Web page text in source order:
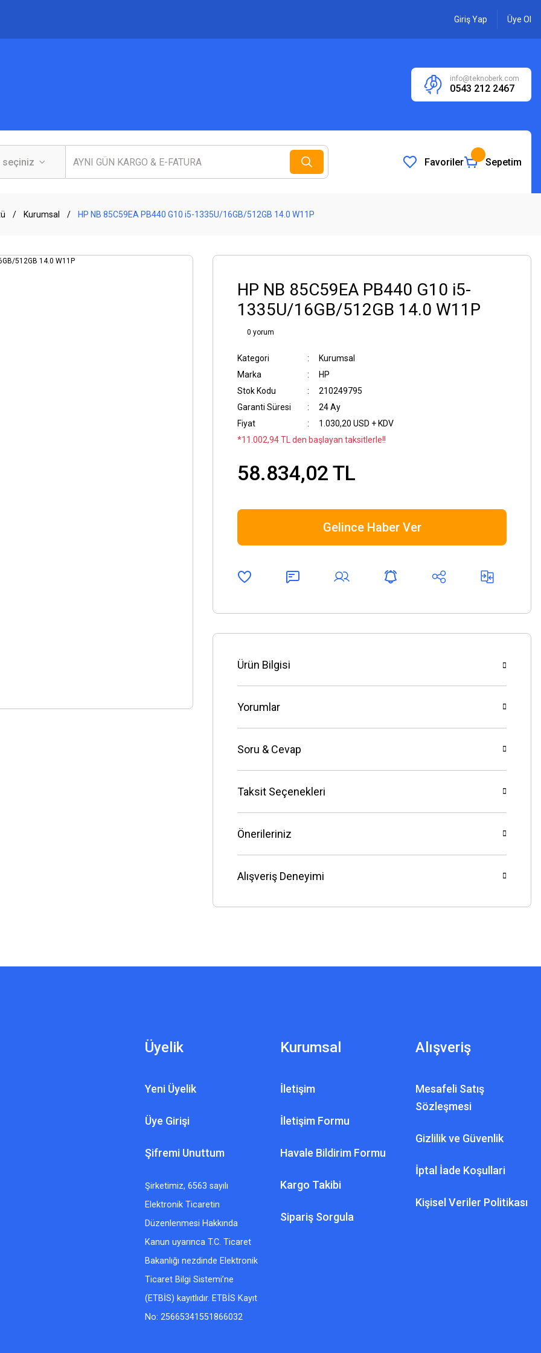
Giriş Yap Üye Ol
info@teknoberk.com
0543 212 2467
Favoriler Sepetim
Kurumsal HP NB 85C59EA PB440 G10 i5-1335U/16GB/512GB 14.0 W11P
HP NB 85C59EA PB440 G10 i5-
1335U/16GB/512GB 14.0 W11P
0 yorum
Kategori
Kurumsal
Marka
HP
Stok Kodu
210249795
Garanti Süresi
24 Ay
Fiyat
1.030,20 USD + KDV
*11.002,94 TL den başlayan taksitlerle!!
58.834,02 TL
Gelince Haber Ver
Ürün Bilgisi
Yorumlar
Soru & Cevap
Taksit Seçenekleri
Önerileriniz
Alışveriş Deneyimi
Üyelik
Yeni Üyelik
Üye Girişi
Şifremi Unuttum
Şirketimiz, 6563 sayılı
Elektronik Ticaretin
Düzenlenmesi Hakkında
Kanun uyarınca T.C. Ticaret
Bakanlığı nezdinde Elektronik
Ticaret Bilgi Sistemi’ne
(ETBİS) kayıtlıdır. ETBİS Kayıt
No: 25665341551866032
Kurumsal
İletişim
İletişim Formu
Havale Bildirim Formu
Kargo Takibi
Sipariş Sorgula
Alışveriş
Mesafeli Satış
Sözleşmesi
Gizlilik ve Güvenlik
İptal İade Koşullari
Kişisel Veriler Politikası